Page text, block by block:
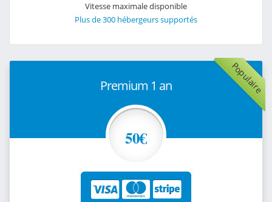
Vitesse maximale disponible
Plus de 300 hébergeurs supportés
Populaire
Premium 1 an
50€